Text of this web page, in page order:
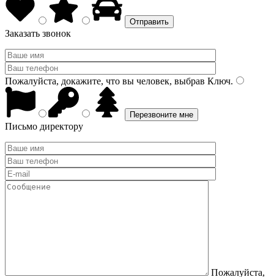
Заказать звонок
Пожалуйста, докажите, что вы человек, выбрав Ключ.
Письмо директору
Пожалуйста,